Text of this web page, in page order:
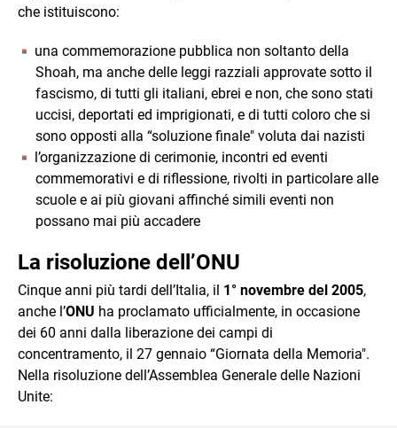
che istituiscono:
una commemorazione pubblica non soltanto della
Shoah, ma anche delle leggi razziali approvate sotto il
fascismo, di tutti gli italiani, ebrei e non, che sono stati
uccisi, deportati ed imprigionati, e di tutti coloro che si
sono opposti alla “soluzione finale" voluta dai nazisti
l’organizzazione di cerimonie, incontri ed eventi
commemorativi e di riflessione, rivolti in particolare alle
scuole e ai più giovani affinché simili eventi non
possano mai più accadere
La risoluzione dell’ONU
Cinque anni più tardi dell’Italia, il 1° novembre del 2005,
anche l’ONU ha proclamato ufficialmente, in occasione
dei 60 anni dalla liberazione dei campi di
concentramento, il 27 gennaio “Giornata della Memoria".
Nella risoluzione dell’Assemblea Generale delle Nazioni
Unite: